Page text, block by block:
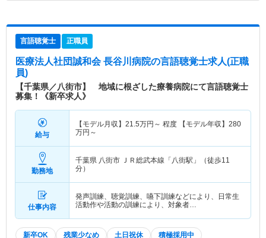
言語聴覚士 正職員
医療法人社団誠和会 長谷川病院の言語聴覚士求人(正職
員)
【千葉県／八街市】 地域に根ざした療養病院にて言語聴覚士
募集！《新卒求人》
給与
【モデル月収】 21.5万円～ 程度 【モデル年収】 280
万円～
勤務地
千葉県 八街市 ＪＲ総武本線「八街駅」（徒歩11
分）
仕事内容
発声訓練、聴覚訓練、嚥下訓練などにより、日常生
活動作や活動の訓練により、対象者…
新卒OK 残業少なめ 土日祝休 積極採用中